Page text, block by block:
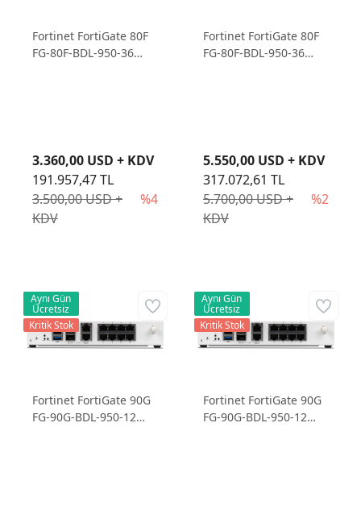
Fortinet FortiGate 80F
FG-80F-BDL-950-36
3.500,00 USD +
KDV
%4
3.360,00 USD + KDV
191.957,47 TL
Fortinet FortiGate 80F
FG-80F-BDL-950-36
5.700,00 USD +
KDV
%2
5.550,00 USD + KDV
317.072,61 TL
Fortinet FortiGate 90G
FG-90G-BDL-950-12
Aynı Gün
Ücretsiz
Kritik Stok
Fortinet FortiGate 90G
FG-90G-BDL-950-12
Aynı Gün
Ücretsiz
Kritik Stok